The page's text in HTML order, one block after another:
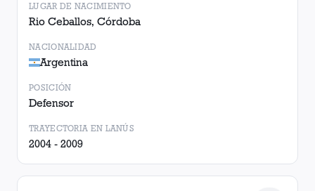
LUGAR DE NACIMIENTO
Rio Ceballos, Córdoba
NACIONALIDAD
Argentina
POSICIÓN
Defensor
TRAYECTORIA EN LANÚS
2004 - 2009